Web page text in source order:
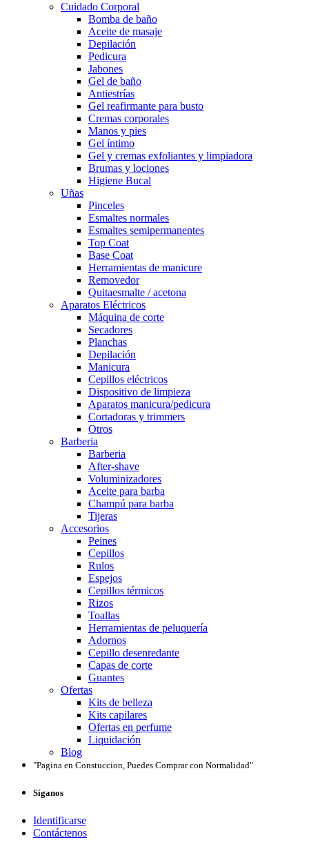
Cuidado Corporal
Bomba de baño
Aceite de masaje
Depilación
Pedicura
Jabones
Gel de baño
Antiestrías
Gel reafirmante para busto
Cremas corporales
Manos y pies
Gel íntimo
Gel y cremas exfoliantes y limpiadora
Brumas y lociones
Higiene Bucal
Uñas
Pinceles
Esmaltes normales
Esmaltes semipermanentes
Top Coat
Base Coat
Herramientas de manicure
Removedor
Quitaesmalte / acetona
Aparatos Eléctricos
Máquina de corte
Secadores
Planchas
Depilación
Manicura
Cepillos eléctricos
Dispositivo de limpieza
Aparatos manicura/pedicura
Cortadoras y trimmers
Otros
Barberia
Barberia
After-shave
Voluminizadores
Aceite para barba
Champú para barba
Tijeras
Accesorios
Peines
Cepillos
Rulos
Espejos
Cepillos térmicos
Rizos
Toallas
Herramientas de peluquería
Adornos
Cepillo desenredante
Capas de corte
Guantes
Ofertas
Kits de belleza
Kits capilares
Ofertas en perfume
Liquidación
Blog
"Pagina en Constuccion, Puedes Comprar con Normalidad"
Síganos
Identificarse
Contáctenos